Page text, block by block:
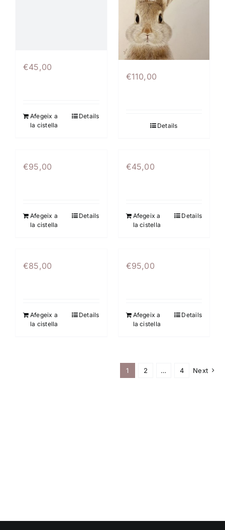
€45,00
Afegeix a
la cistella
Details
€110,00
Details
€95,00
Afegeix a
la cistella
Details
€45,00
Afegeix a
la cistella
Details
€85,00
Afegeix a
la cistella
Details
€95,00
Afegeix a
la cistella
Details
1 2 … 4 Next